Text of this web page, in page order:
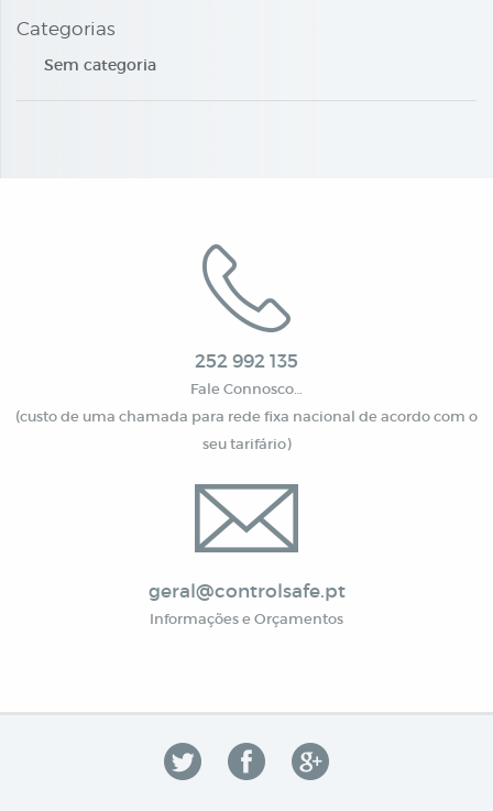
Categorias
Sem categoria
252 992 135
Fale Connosco…
(custo de uma chamada para rede fixa nacional de acordo com o
seu tarifário)
geral@controlsafe.pt
Informações e Orçamentos